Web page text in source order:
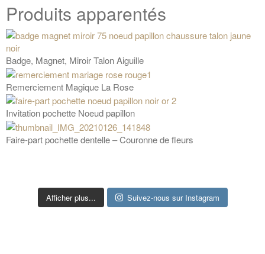
Produits apparentés
Badge, Magnet, Miroir Talon Aiguille
Remerciement Magique La Rose
Invitation pochette Noeud papillon
Faire-part pochette dentelle – Couronne de fleurs
Afficher plus... Suivez-nous sur Instagram